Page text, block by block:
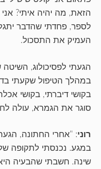
הזאת, מה יהיה איתי?
לספר, פחדתי שהדבר
העמיק את התסכול.
הגעתי לפסיכולוג,
במהלך הטיפול שקעתי
בקושי דיברתי, בקושי
סוגר את הגמרא, עולה
רוני: "אחרי החתונה,
במגע. נכנסתי לתקופה של
שינה. חשבתי שהבעיה